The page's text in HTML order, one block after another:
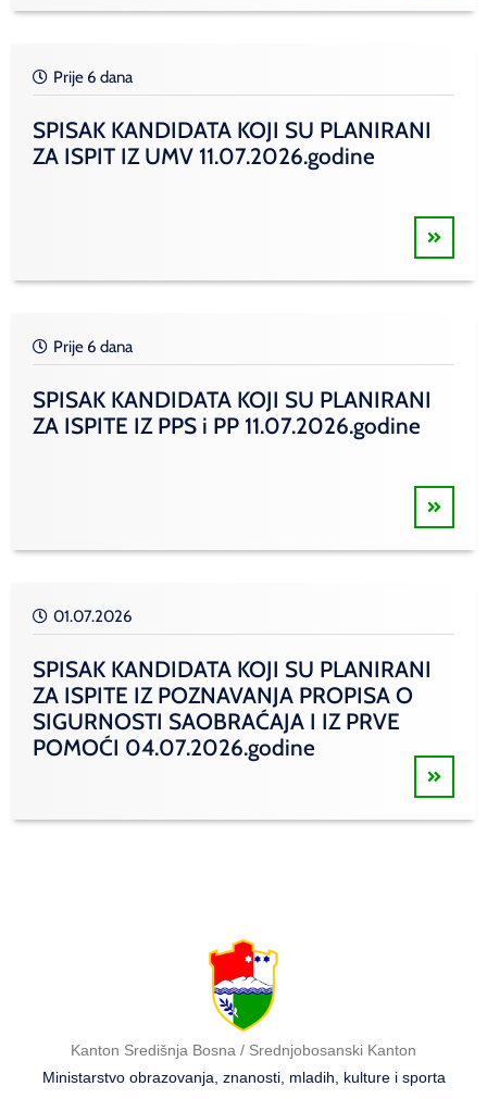
Prije 6 dana
SPISAK KANDIDATA KOJI SU PLANIRANI
ZA ISPIT IZ UMV 11.07.2026.godine
Prije 6 dana
SPISAK KANDIDATA KOJI SU PLANIRANI
ZA ISPITE IZ PPS i PP 11.07.2026.godine
01.07.2026
SPISAK KANDIDATA KOJI SU PLANIRANI
ZA ISPITE IZ POZNAVANJA PROPISA O
SIGURNOSTI SAOBRAĆAJA I IZ PRVE
POMOĆI 04.07.2026.godine
Kanton Središnja Bosna / Srednjobosanski Kanton
Ministarstvo obrazovanja, znanosti, mladih, kulture i sporta